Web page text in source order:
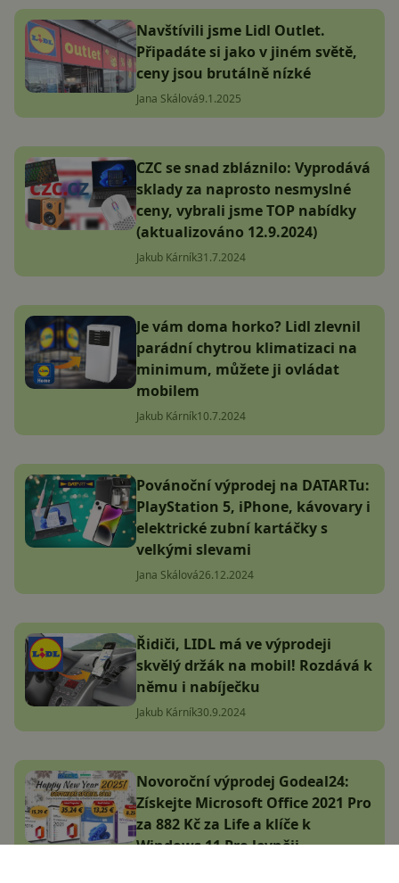
Navštívili jsme Lidl Outlet.
Připadáte si jako v jiném světě,
ceny jsou brutálně nízké
Jana Skálová9.1.2025
CZC se snad zbláznilo: Vyprodává
sklady za naprosto nesmyslné
ceny, vybrali jsme TOP nabídky
(aktualizováno 12.9.2024)
Jakub Kárník31.7.2024
Je vám doma horko? Lidl zlevnil
parádní chytrou klimatizaci na
minimum, můžete ji ovládat
mobilem
Jakub Kárník10.7.2024
Povánoční výprodej na DATARTu:
PlayStation 5, iPhone, kávovary i
elektrické zubní kartáčky s
velkými slevami
Jana Skálová26.12.2024
Řidiči, LIDL má ve výprodeji
skvělý držák na mobil! Rozdává k
němu i nabíječku
Jakub Kárník30.9.2024
Novoroční výprodej Godeal24:
Získejte Microsoft Office 2021 Pro
za 882 Kč za Life a klíče k
Windows 11 Pro levněji